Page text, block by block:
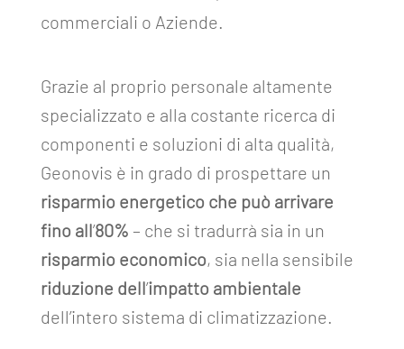
commerciali o Aziende.
Grazie al proprio personale altamente
specializzato e alla costante ricerca di
componenti e soluzioni di alta qualità,
Geonovis è in grado di prospettare un
risparmio energetico che può arrivare
fino all’80% – che si tradurrà sia in un
risparmio economico, sia nella sensibile
riduzione dell’impatto ambientale
dell’intero sistema di climatizzazione.